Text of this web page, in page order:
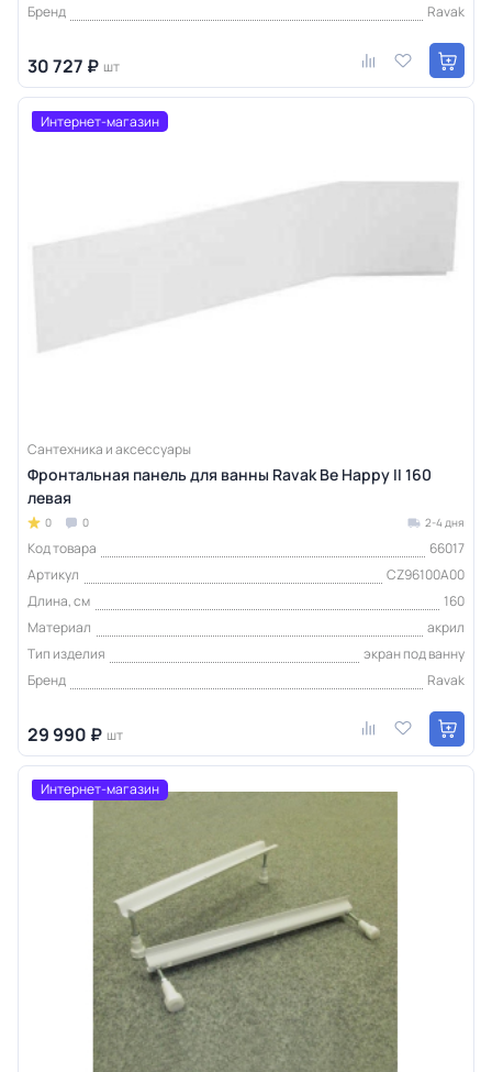
Бренд
Ravak
30 727 ₽ шт
Интернет-магазин
Сантехника и аксессуары
Фронтальная панель для ванны Ravak Be Happy II 160
левая
0 0 2-4 дня
Код товара
66017
Артикул
CZ96100A00
Длина, см
160
Материал
акрил
Тип изделия
экран под ванну
Бренд
Ravak
29 990 ₽ шт
Интернет-магазин